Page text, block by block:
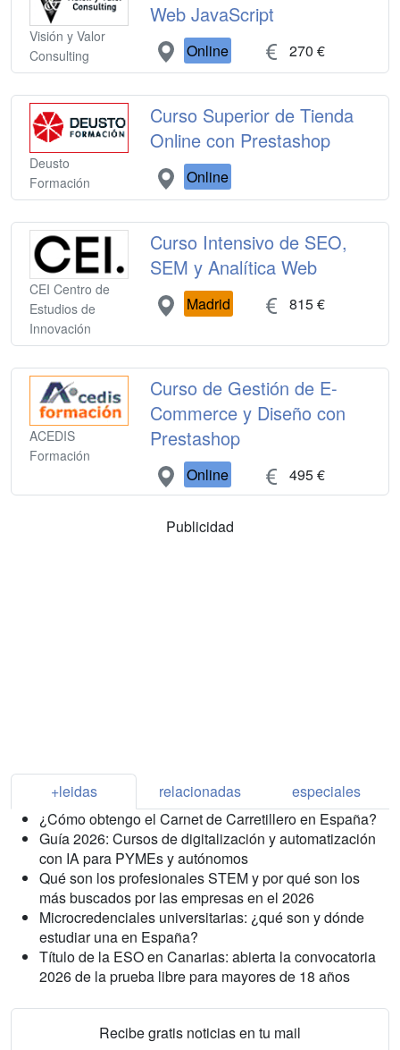
Visión y Valor
Consulting
Web JavaScript
Online 270 €
Deusto
Formación
Curso Superior de Tienda
Online con Prestashop
Online
CEI Centro de
Estudios de
Innovación
Curso Intensivo de SEO,
SEM y Analítica Web
Madrid 815 €
ACEDIS
Formación
Curso de Gestión de E-
Commerce y Diseño con
Prestashop
Online 495 €
Publicidad
+leidas relacionadas
especiales
¿Cómo obtengo el Carnet de Carretillero en España?
Guía 2026: Cursos de digitalización y automatización
con IA para PYMEs y autónomos
Qué son los profesionales STEM y por qué son los
más buscados por las empresas en el 2026
Microcredenciales universitarias: ¿qué son y dónde
estudiar una en España?
Título de la ESO en Canarias: abierta la convocatoria
2026 de la prueba libre para mayores de 18 años
Recibe gratis noticias en tu mail